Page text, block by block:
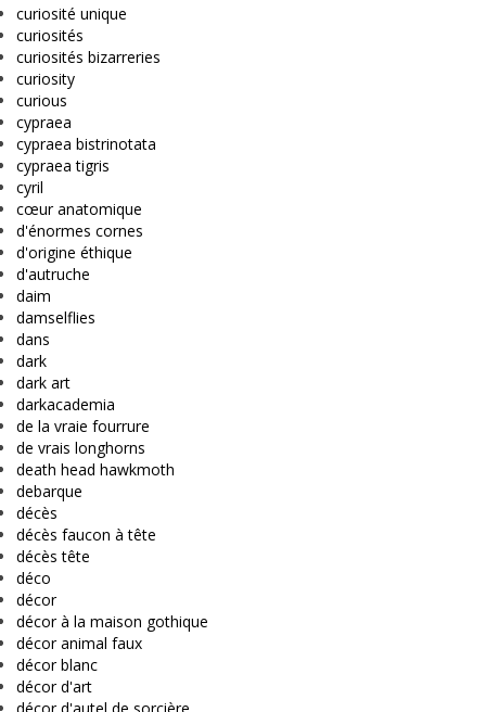
curiosité unique
curiosités
curiosités bizarreries
curiosity
curious
cypraea
cypraea bistrinotata
cypraea tigris
cyril
cœur anatomique
d'énormes cornes
d'origine éthique
d'autruche
daim
damselflies
dans
dark
dark art
darkacademia
de la vraie fourrure
de vrais longhorns
death head hawkmoth
debarque
décès
décès faucon à tête
décès tête
déco
décor
décor à la maison gothique
décor animal faux
décor blanc
décor d'art
décor d'autel de sorcière